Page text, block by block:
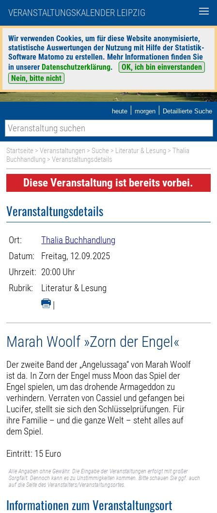
VERANSTALTUNGSKALENDER LEIPZIG
Wir verwenden Cookies, um für diese Website anonymisierte,
statistische Auswertungen der Nutzung mit Hilfe der Statistik-
Software Matomo zu erstellen. Mehr Informationen finden Sie
in unserer Datenschutzerklärung.
OK, ich bin einverstanden
Nein, bitte nicht
heute | morgen | Detaillierte Suche
Startseite >Veranstaltungen > Suche > Literatur & Lesung >Thalia
Buchhandlung > Veranstaltungsdetails
Diese Veranstaltung ist bereits vorbei.
Veranstaltungsdetails
Ort:
Thalia Buchhandlung
Datum:
Freitag, 12.09.2025
Uhrzeit: 20:00 Uhr
Rubrik:
Literatur & Lesung
|
Marah Woolf »Zorn der Engel«
Der zweite Band der „Angelussaga“ von Marah Woolf
ist da. In Zorn der Engel muss Moon das Spiel der
Engel spielen, um das drohende Armageddon zu
verhindern. Verraten von Cassiel und gefangen bei
Lucifer, stellt sie sich den Schlüsselprüfungen. Für
ihre Familie – und die ganze Welt – steht alles auf
dem Spiel.
Eintritt: 15 Euro
Alle Angaben ohne Gewähr. Die Eingabe der Veranstaltungen erfolgt mit großer
Sorgfalt. Dennoch kann es zu Unstimmigkeiten kommen. Bitte schauen Sie ggf. auch
auf die Seite des Veranstalters/Veranstaltungsortes.
Informationen zum Veranstaltungsort